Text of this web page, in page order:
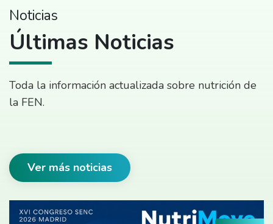
Noticias
Últimas Noticias
Toda la información actualizada sobre nutrición de
la FEN.
Ver más noticias